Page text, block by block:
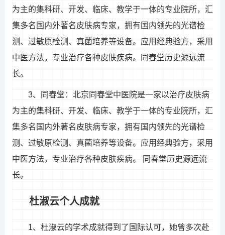
为主的集科研、开发、临床、教学于一体的专业院所，汇
集多名国内外著名皮肤病专家，拥有国内领先的光谱检
测、过敏原检测、真菌培养等设备。应用经典验方，采用
中医方法，专业治疗各种皮肤疾病。同春堂历史源远流
长。
3、同春堂：北京同春堂中医院是一家以治疗皮肤病
为主的集科研、开发、临床、教学于一体的专业院所，汇
集多名国内外著名皮肤病专家，拥有国内领先的光谱检
测、过敏原检测、真菌培养等设备。应用经典验方，采用
中医方法，专业治疗各种皮肤疾病。 同春堂历史源远流
长。
杜淑云个人成就
1、杜淑云的学术成就得到了国际认可，她曾多次赴